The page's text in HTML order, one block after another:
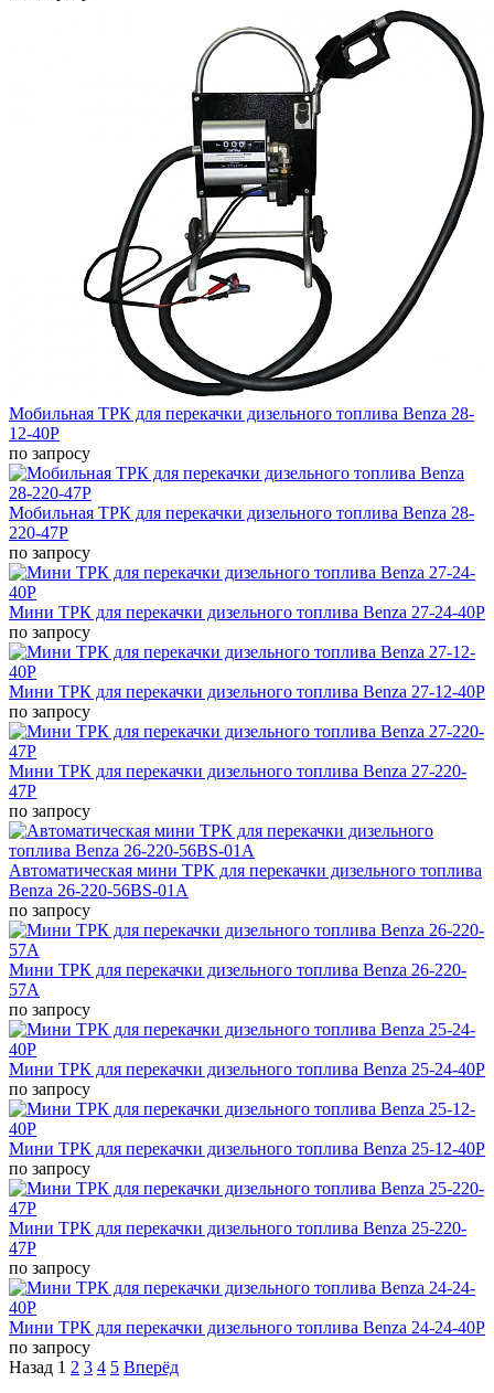
Мобильная ТРК для перекачки дизельного топлива Benza 28-
12-40Р
по запросу
Мобильная ТРК для перекачки дизельного топлива Benza 28-
220-47Р
по запросу
Мини ТРК для перекачки дизельного топлива Benza 27-24-40Р
по запросу
Мини ТРК для перекачки дизельного топлива Benza 27-12-40Р
по запросу
Мини ТРК для перекачки дизельного топлива Benza 27-220-
47Р
по запросу
Автоматическая мини ТРК для перекачки дизельного топлива
Benza 26-220-56BS-01A
по запросу
Мини ТРК для перекачки дизельного топлива Benza 26-220-
57А
по запросу
Мини ТРК для перекачки дизельного топлива Benza 25-24-40Р
по запросу
Мини ТРК для перекачки дизельного топлива Benza 25-12-40Р
по запросу
Мини ТРК для перекачки дизельного топлива Benza 25-220-
47Р
по запросу
Мини ТРК для перекачки дизельного топлива Benza 24-24-40Р
по запросу
Назад 1 2 3 4 5 Вперёд